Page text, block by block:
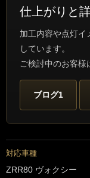
仕上がりと
加工内容や点灯イ
しています。
ご検討中のお客様
ブログ1
対応車種
ZRR80 ヴォクシー